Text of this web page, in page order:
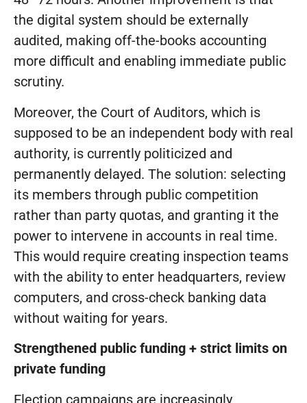
the digital system should be externally
audited, making off-the-books accounting
more difficult and enabling immediate public
scrutiny.
Moreover, the Court of Auditors, which is
supposed to be an independent body with real
authority, is currently politicized and
permanently delayed. The solution: selecting
its members through public competition
rather than party quotas, and granting it the
power to intervene in accounts in real time.
This would require creating inspection teams
with the ability to enter headquarters, review
computers, and cross-check banking data
without waiting for years.
Strengthened public funding + strict limits on
private funding
Election campaigns are increasingly